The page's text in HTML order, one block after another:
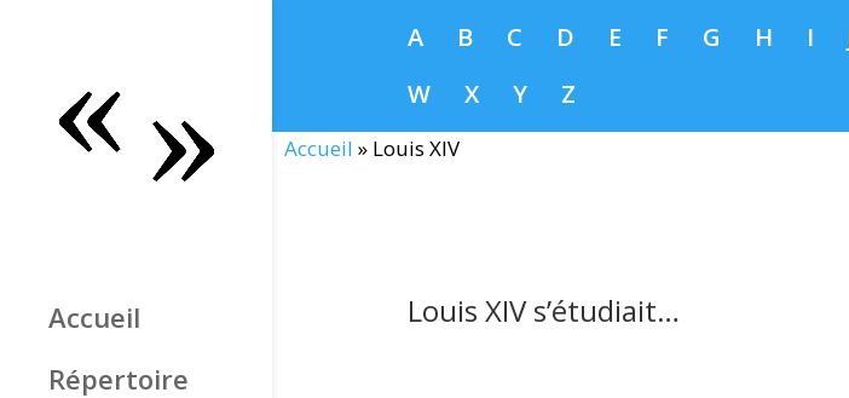
A B C D E F G H I
W
X Y Z
Accueil
Répertoire
Accueil » Louis XIV
Louis XIV s’étudiait…